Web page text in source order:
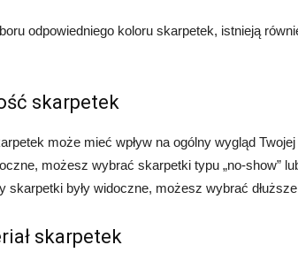
odpowiedniego koloru skarpetek, istnieją
skarpetek
może mieć wpływ na ogólny wygląd
możesz wybrać skarpetki typu „no-show”
skarpetki były widoczne, możesz wybrać
skarpetek